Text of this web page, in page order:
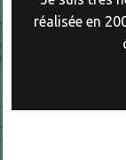
réalisée en